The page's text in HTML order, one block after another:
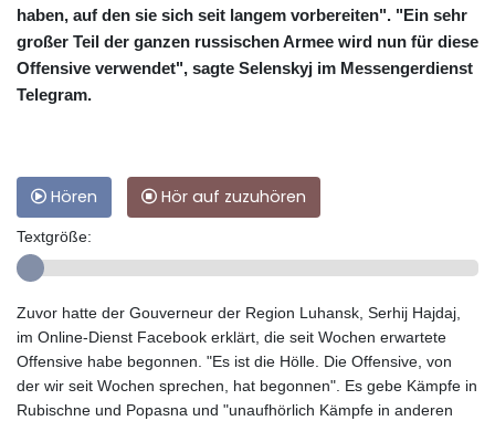
haben, auf den sie sich seit langem vorbereiten". "Ein sehr
großer Teil der ganzen russischen Armee wird nun für diese
Offensive verwendet", sagte Selenskyj im Messengerdienst
Telegram.
Hören Hör auf zuzuhören
Textgröße:
Zuvor hatte der Gouverneur der Region Luhansk, Serhij Hajdaj,
im Online-Dienst Facebook erklärt, die seit Wochen erwartete
Offensive habe begonnen. "Es ist die Hölle. Die Offensive, von
der wir seit Wochen sprechen, hat begonnen". Es gebe Kämpfe in
Rubischne und Popasna und "unaufhörlich Kämpfe in anderen